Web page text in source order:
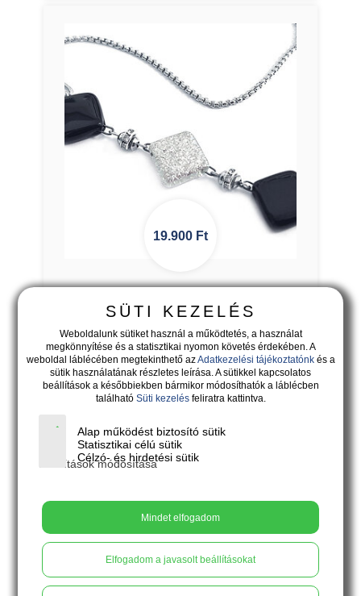
19.900 Ft
EKLEKTIKA - négyzetes fekete-ezüst
nyakék
12.900Ft
SÜTI KEZELÉS
Weboldalunk sütiket használ a működtetés, a használat
megkönnyítése és a statisztikai nyomon követés érdekében. A
weboldal láblécében megtekinthető azAdatkezelési tájékoztatónkés a
sütik használatának részletes leírása. A sütikkel kapcsolatos
beállítások a későbbiekben bármikor módosíthatók a láblécben
található Süti kezelésfeliratra kattintva.
Alap működést biztosító sütik
Statisztikai célú sütik
Célzó- és hirdetési sütik
Beállítások módosítása
Mindet elfogadom
Elfogadom a javasolt beállításokat